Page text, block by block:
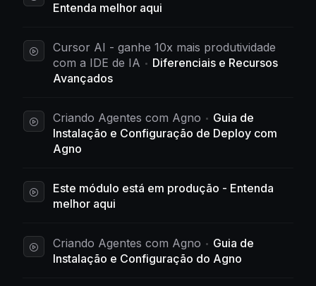
Entenda melhor aqui
Cursor AI - ganhe 10x mais produtividade
com a IDE de IA
Diferenciais e Recursos
Avançados
Criando Agentes com Agno
Guia de
Instalação e Configuração de Deploy com
Agno
Este módulo está em produção - Entenda
melhor aqui
Criando Agentes com Agno
Guia de
Instalação e Configuração do Agno